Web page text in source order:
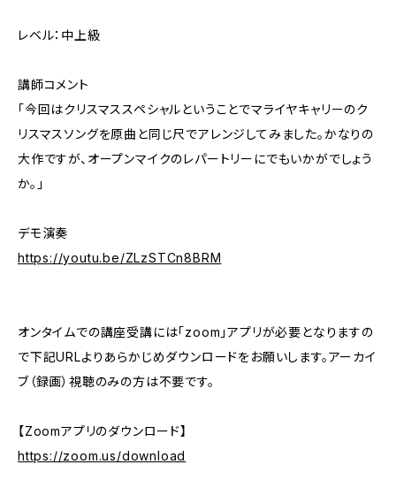
レベル：中上級
講師コメント
「今回はクリスマススペシャルということでマライヤキャリーのク
リスマスソングを原曲と同じ尺でアレンジしてみました。かなりの
大作ですが、オープンマイクのレパートリーにでもいかがでしょう
か。」
デモ演奏
https://youtu.be/ZLzSTCn8BRM
オンタイムでの講座受講には「zoom」アプリが必要となりますの
で下記URLよりあらかじめダウンロードをお願いします。アーカイ
ブ（録画）視聴のみの方は不要です。
【Zoomアプリのダウンロード】
https://zoom.us/download